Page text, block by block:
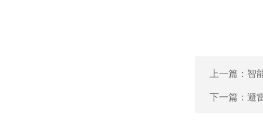
上一篇： 智
下一篇： 避